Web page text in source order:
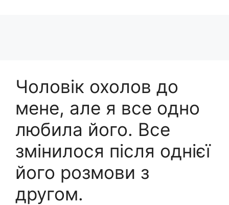
Чоловік охолов до
мене, але я все одно
любила його. Все
змінилося після однієї
його розмови з
другом.